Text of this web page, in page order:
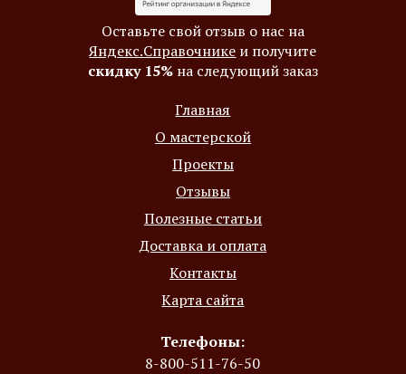
Оставьте свой отзыв о нас на
Яндекс.Справочнике и получите
скидку 15% на следующий заказ
Главная
О мастерской
Проекты
Отзывы
Полезные статьи
Доставка и оплата
Контакты
Карта сайта
Телефоны:
8-800-511-76-50